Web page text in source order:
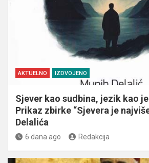
AKTUELNO IZDVOJENO
Sjever kao sudbina, jezik kao
Prikaz zbirke “Sjevera je
Delalića
6 dana ago Redakcija